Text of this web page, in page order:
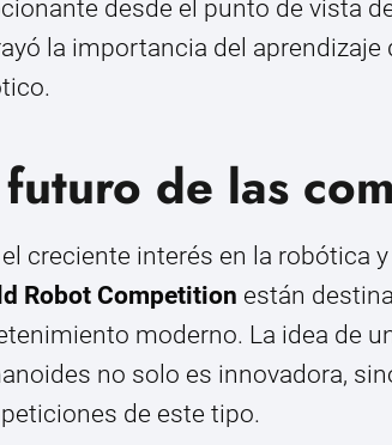
desde el punto de vista
la importancia del
de las
creciente interés en la robótica
Robot Competition están
moderno. La idea de
no solo es innovadora,
de este tipo.